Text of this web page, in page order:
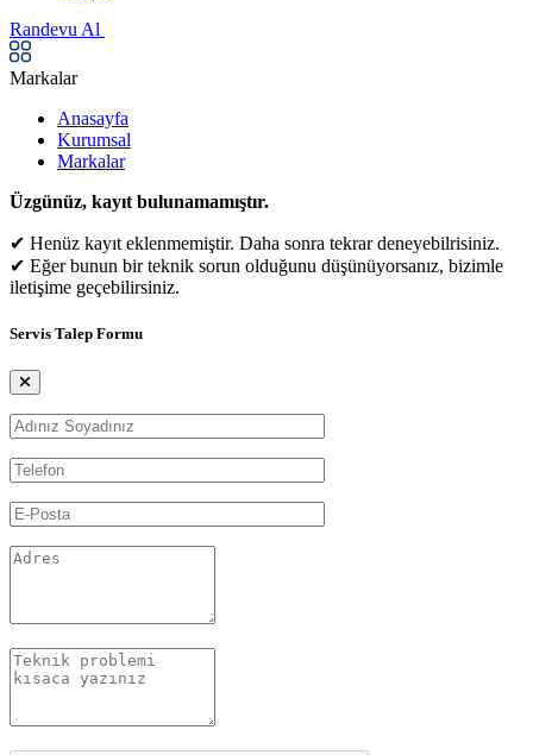
Randevu Al
Markalar
Anasayfa
Kurumsal
Markalar
Üzgünüz, kayıt bulunamamıştır.
✔ Henüz kayıt eklenmemiştir. Daha sonra tekrar deneyebilrisiniz.
✔ Eğer bunun bir teknik sorun olduğunu düşünüyorsanız, bizimle
iletişime geçebilirsiniz.
Servis Talep Formu